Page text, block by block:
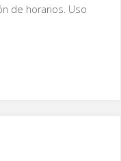
de horarios. Uso